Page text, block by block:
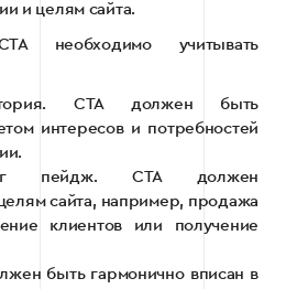
и целям сайта.
необходимо учитывать
CTA должен быть
интересов и потребностей
пейдж. CTA должен
целям сайта, например, продажа
клиентов или получение
быть гармонично вписан в